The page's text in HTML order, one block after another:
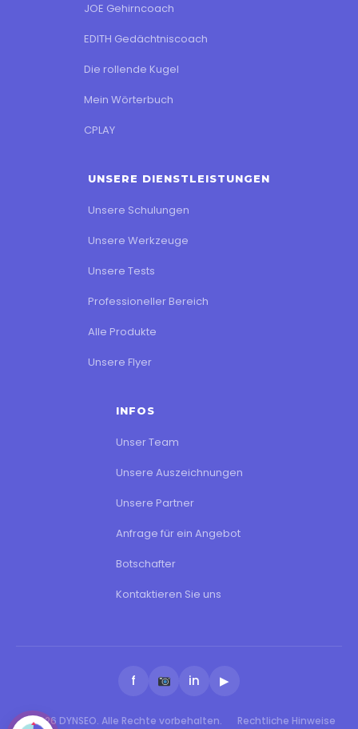
JOE Gehirncoach
EDITH Gedächtniscoach
Die rollende Kugel
Mein Wörterbuch
CPLAY
UNSERE DIENSTLEISTUNGEN
Unsere Schulungen
Unsere Werkzeuge
Unsere Tests
Professioneller Bereich
Alle Produkte
Unsere Flyer
INFOS
Unser Team
Unsere Auszeichnungen
Unsere Partner
Anfrage für ein Angebot
Botschafter
Kontaktieren Sie uns
f in ▶
© 2026 DYNSEO. Alle Rechte vorbehalten. Rechtliche Hinweise